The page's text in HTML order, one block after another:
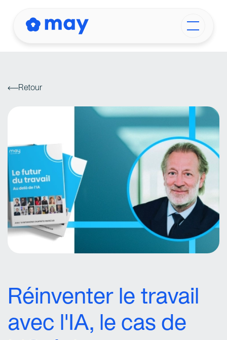
Réinventer le travail
avec l'IA, le cas de
Retour